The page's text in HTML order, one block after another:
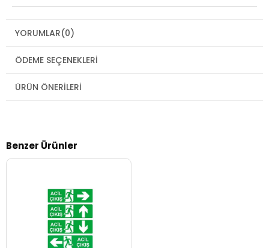
YORUMLAR(0)
ÖDEME SEÇENEKLERI
ÜRÜN ÖNERILERI
Benzer Ürünler